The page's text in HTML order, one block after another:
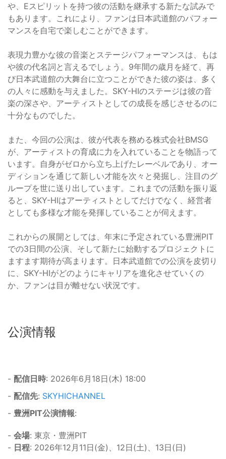
や、Eスピリットを持つ彼の活動を継承する新たな試みで
もあります。これにより、ファンは日本武道館のパフォー
マンスを自宅で楽しむことができます。
表現力豊かな彼の音楽とステージパフォーマンスは、もは
や彼の代名詞と言えるでしょう。9年間の歳月を経て、再
び日本武道館の大舞台に立つことができた彼の姿は、多く
の人々に感動を与えました。SKY-HIのステージは彼の音
楽の深さや、アーティストとしての成長を感じさせるのに
十分なものでした。
また、今回の公演は、彼が代表を務める株式会社BMSG
が、アーティストの育成に力を入れていることを物語って
います。自身がゼロから立ち上げたレーベルであり、オー
ディションを通じて新しい才能を次々と発掘し、注目のグ
ループを世に送り出しています。これまでの活動を振り返
ると、SKY-HIはアーティストとしてだけでなく、経営者
としても多様な才能を発揮していることが伺えます。
これからの展開としては、年末に予定されている豊洲PIT
での3日間の公演、そして新たに始動するプロジェクトに
ますます期待が高まります。日本武道館での公演を皮切り
に、SKY-HIがどのようにキャリアを進化させていくの
か、ファンは目が離せない状況です。
公演情報
- 配信日時: 2026年6月18日(木) 18:00
- 配信先: SKYHICHANNEL
- 豊洲PIT公演情報:
- 会場: 東京・豊洲PIT
- 日程: 2026年12月11日(金)、12日(土)、13日(日)